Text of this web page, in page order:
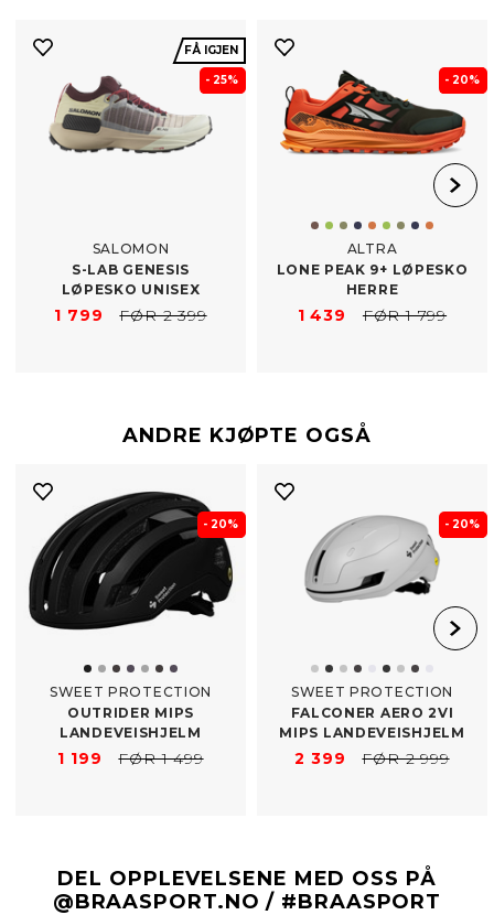
FÅ IGJEN
- 25%
SALOMON
S-​LAB GENESIS
LØPESKO UNISEX
1 799 FØR 2 399
- 20%
ALTRA
LONE PEAK 9+ LØPESKO
HERRE
1 439 FØR 1 799
ANDRE KJØPTE OGSÅ
- 20%
SWEET PROTECTION
OUTRIDER MIPS
LANDEVEISHJELM
1 199 FØR 1 499
- 20%
SWEET PROTECTION
FALCONER AERO 2VI
MIPS LANDEVEISHJELM
2 399 FØR 2 999
DEL OPPLEVELSENE MED OSS PÅ
@BRAASPORT.NO / #BRAASPORT